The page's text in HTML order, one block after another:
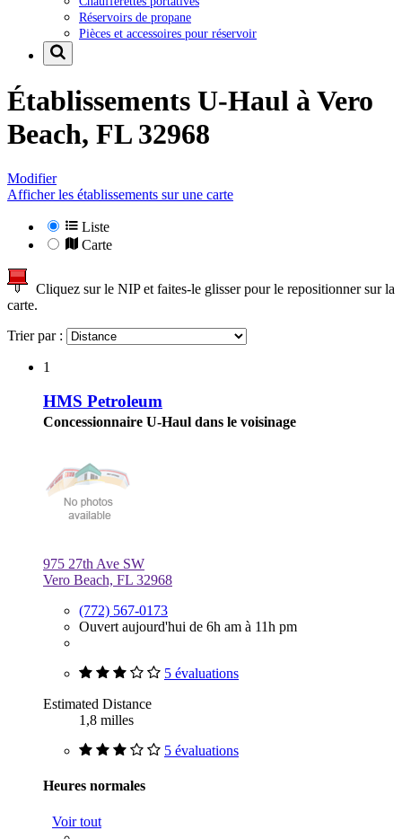
Réservoirs de propane
Pièces et accessoires pour réservoir
Établissements U-Haul à Vero
Beach, FL 32968
Modifier
Afficher les établissements sur une carte
Liste
Carte
Cliquez sur le NIP et faites-le glisser pour le repositionner sur la
carte.
Trier par :
1
HMS Petroleum
Concessionnaire U-Haul dans le voisinage
975 27th Ave SW
Vero Beach, FL 32968
(772) 567-0173
Ouvert aujourd'hui de 6h am à 11h pm
5 évaluations
Estimated Distance
1,8 milles
5 évaluations
Heures normales
Voir tout